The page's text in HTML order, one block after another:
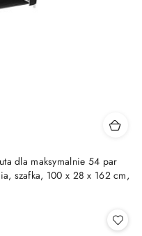
dla maksymalnie 54 par
szafka, 100 x 28 x 162 cm,